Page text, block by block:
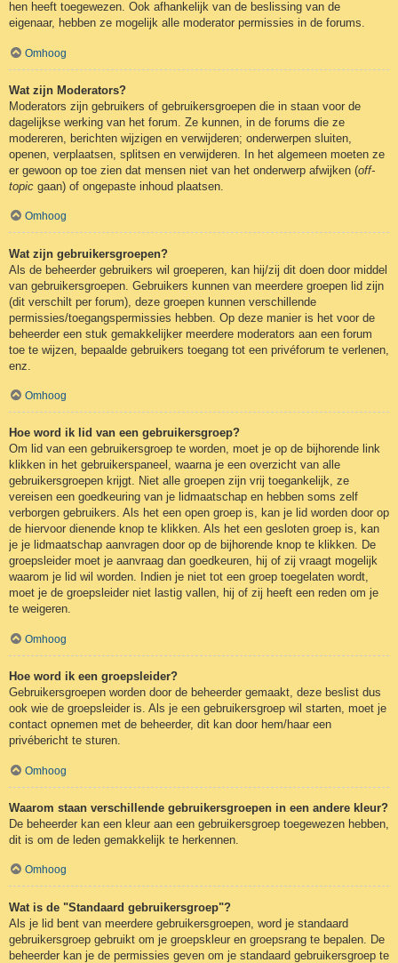
hen heeft toegewezen. Ook afhankelijk van de beslissing van de
eigenaar, hebben ze mogelijk alle moderator permissies in de forums.
Omhoog
Wat zijn Moderators?
Moderators zijn gebruikers of gebruikersgroepen die in staan voor de
dagelijkse werking van het forum. Ze kunnen, in de forums die ze
modereren, berichten wijzigen en verwijderen; onderwerpen sluiten,
openen, verplaatsen, splitsen en verwijderen. In het algemeen moeten ze
er gewoon op toe zien dat mensen niet van het onderwerp afwijken (off-
topic gaan) of ongepaste inhoud plaatsen.
Omhoog
Wat zijn gebruikersgroepen?
Als de beheerder gebruikers wil groeperen, kan hij/zij dit doen door middel
van gebruikersgroepen. Gebruikers kunnen van meerdere groepen lid zijn
(dit verschilt per forum), deze groepen kunnen verschillende
permissies/toegangspermissies hebben. Op deze manier is het voor de
beheerder een stuk gemakkelijker meerdere moderators aan een forum
toe te wijzen, bepaalde gebruikers toegang tot een privéforum te verlenen,
enz.
Omhoog
Hoe word ik lid van een gebruikersgroep?
Om lid van een gebruikersgroep te worden, moet je op de bijhorende link
klikken in het gebruikerspaneel, waarna je een overzicht van alle
gebruikersgroepen krijgt. Niet alle groepen zijn vrij toegankelijk, ze
vereisen een goedkeuring van je lidmaatschap en hebben soms zelf
verborgen gebruikers. Als het een open groep is, kan je lid worden door op
de hiervoor dienende knop te klikken. Als het een gesloten groep is, kan
je je lidmaatschap aanvragen door op de bijhorende knop te klikken. De
groepsleider moet je aanvraag dan goedkeuren, hij of zij vraagt mogelijk
waarom je lid wil worden. Indien je niet tot een groep toegelaten wordt,
moet je de groepsleider niet lastig vallen, hij of zij heeft een reden om je
te weigeren.
Omhoog
Hoe word ik een groepsleider?
Gebruikersgroepen worden door de beheerder gemaakt, deze beslist dus
ook wie de groepsleider is. Als je een gebruikersgroep wil starten, moet je
contact opnemen met de beheerder, dit kan door hem/haar een
privébericht te sturen.
Omhoog
Waarom staan verschillende gebruikersgroepen in een andere kleur?
De beheerder kan een kleur aan een gebruikersgroep toegewezen hebben,
dit is om de leden gemakkelijk te herkennen.
Omhoog
Wat is de "Standaard gebruikersgroep"?
Als je lid bent van meerdere gebruikersgroepen, word je standaard
gebruikersgroep gebruikt om je groepskleur en groepsrang te bepalen. De
beheerder kan je de permissies geven om je standaard gebruikersgroep te